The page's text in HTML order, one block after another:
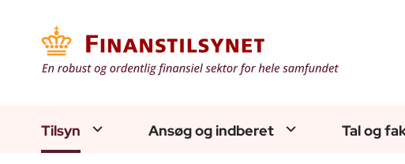
Tilsyn Ansøg og indberet Tal og